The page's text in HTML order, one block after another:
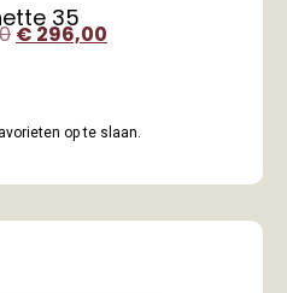
35
€296,00
op te slaan.